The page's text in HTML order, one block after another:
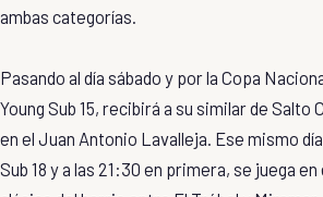
ambas categorías.
Pasando al día sábado y por la Copa
Young Sub 15, recibirá a su similar de Salto
en el Juan Antonio Lavalleja. Ese mismo
Sub 18 y a las 21:30 en primera, se juega